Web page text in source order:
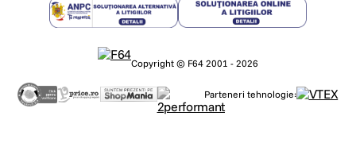
Copyright © F64 2001 - 2026
Parteneri tehnologie: